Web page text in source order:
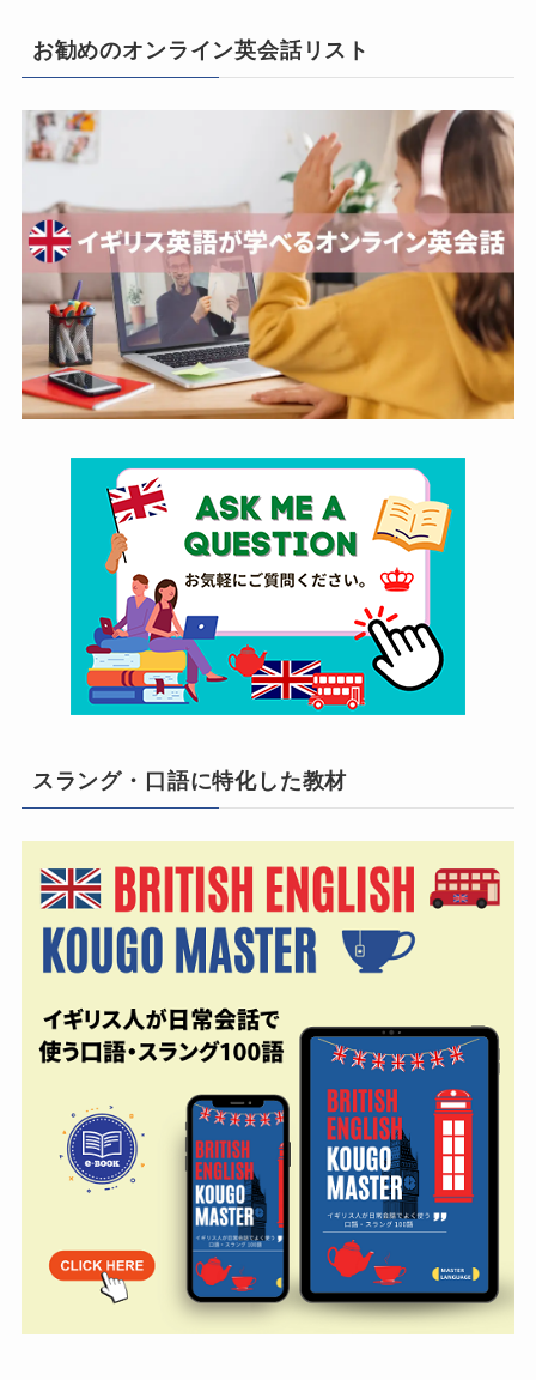
お勧めのオンライン英会話リスト
スラング・口語に特化した教材